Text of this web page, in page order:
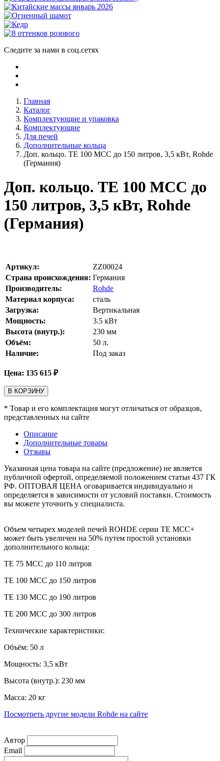
Следите за нами в соц.сетях
Главная
Каталог
Комплектующие и упаковка
Комплектующие
Для печей
Дополнительные кольца
Доп. кольцо. TE 100 MCC до 150 литров, 3,5 кВт, Rohde
(Германия)
Доп. кольцо. TE 100 MCC до
150 литров, 3,5 кВт, Rohde
(Германия)
Артикул:
ZZ00024
Страна происхождения: Германия
Производитель:
Rohde
Материал корпуса:
сталь
Загрузка:
Вертикальная
Мощность:
3.5 кВт
Высота (внутр.):
230 мм
Объём:
50 л.
Наличие:
Под заказ
Цена: 135 615 ₽
В КОРЗИНУ
* Товар и его комплектация могут отличаться от образцов,
представленных на сайте
Описание
Дополнительные товары
Отзывы
Указанная цена товара на сайте (предложение) не является
публичной офертой, определяемой положением статьи 437 ГК
РФ. ОПТОВАЯ ЦЕНА оговаривается индивидуально и
определяется в зависимости от условий поставки. Стоимость
вы можете уточнить у специалиста.
Объем четырех моделей печей ROHDE серии TE MCC+
может быть увеличен на 50% путем простой установки
дополнительного кольца:
TE 75 MCC до 110 литров
TE 100 MCC до 150 литров
TE 130 MCC до 190 литров
TE 200 MCC до 300 литров
Технические характеристики:
Объём: 50 л
Мощность: 3,5 кВт
Высота (внутр.): 230 мм
Масса: 20 кг
Посмотреть другие модели Rohde на сайте
Автор
Email